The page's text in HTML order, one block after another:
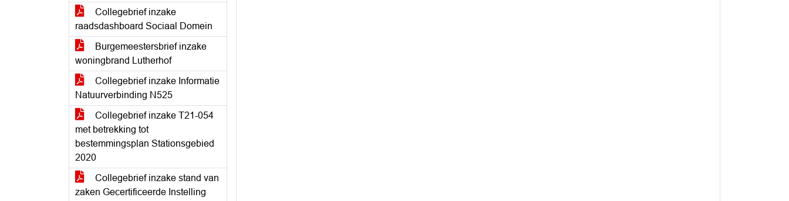
Collegebrief inzake
raadsdashboard Sociaal Domein
Burgemeestersbrief inzake
woningbrand Lutherhof
Collegebrief inzake Informatie
Natuurverbinding N525
Collegebrief inzake T21-054
met betrekking tot
bestemmingsplan Stationsgebied
2020
Collegebrief inzake stand van
zaken Gecertificeerde Instelling